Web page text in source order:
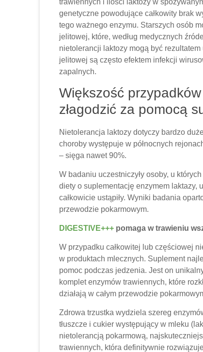
genetyczne powodujące całkowity brak
tego ważnego enzymu. Starszych osób
jelitowej, które, według medycznych
nietolerancji laktozy mogą być
jelitowej są często efektem infekcji
zapalnych.
Większość
złagodzić za pomocą
Nietolerancja laktozy dotyczy bardzo
choroby występuje w północnych
– sięga nawet 90%.
W badaniu uczestniczyły osoby, u
diety o suplementację enzymem laktazy,
całkowicie ustąpiły. Wyniki badania
przewodzie pokarmowym.
DIGESTIVE+++ pomaga w trawieniu
W przypadku całkowitej lub częściowej
w produktach mlecznych. Suplement
pomoc podczas jedzenia. Jest on
komplet enzymów trawiennych, które
działają w całym przewodzie
Zdrowa trzustka wydziela szereg
tłuszcze i cukier występujący w mleku
nietolerancją pokarmową,
trawiennych, która definitywnie